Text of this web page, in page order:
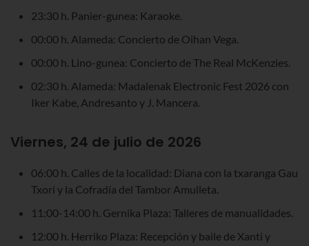
23:30 h. Panier-gunea: Karaoke.
00:00 h. Alameda: Concierto de Oihan Vega.
00:00 h. Lino-gunea: Concierto de The Real McKenzies.
02:30 h. Alameda: Madalenak Electronic Fest 2026 con
Iker Kabe, Andresanto y J. Mancera.
Viernes, 24 de julio de 2026
06:00 h. Calles de la localidad: Diana con la txaranga Gau
Txori y la Cofradía del Tambor Amulleta.
11:00-14:00 h. Gernika Plaza: Talleres de manualidades.
12:00 h. Herriko Plaza: Recepción y baile de Xanti y